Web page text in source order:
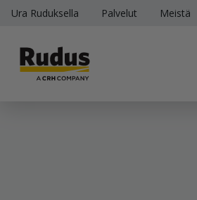
Ura Ruduksella Palvelut Meistä